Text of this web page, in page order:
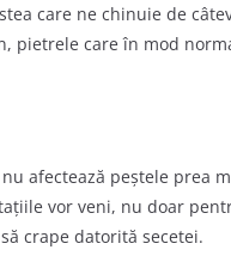
care ne chinuie de
pietrele care în mod
afectează peștele prea
vor veni, nu doar
crape datorită secetei.